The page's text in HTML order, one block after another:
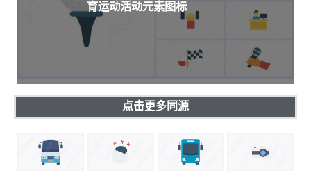
育运动活动元素图标
点击更多同源